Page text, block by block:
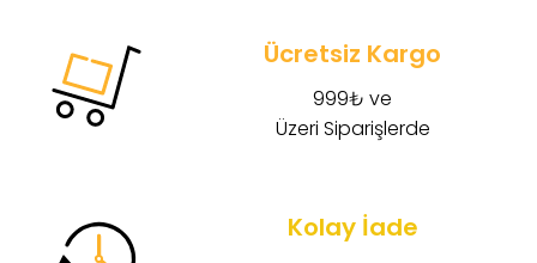
Ücretsiz Kargo
999₺ ve
Üzeri Siparişlerde
Kolay İade